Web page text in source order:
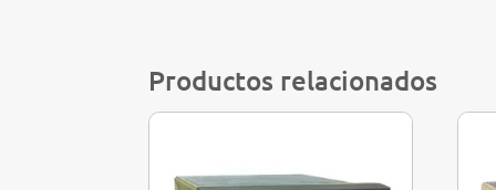
Productos relacionados